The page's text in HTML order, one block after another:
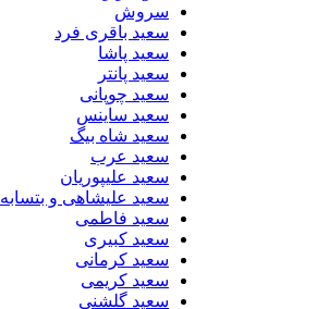
سروش
سعید باقری فرد
سعید پاشا
سعید پانتر
سعید چوپانی
سعید ساینس
سعید شاه بیگ
سعید عرب
سعید علیپوریان
سعید علیشاهی و بتسابه
سعید فاطمی
سعید کبیری
سعید کرمانی
سعید کریمی
سعید گلشنی